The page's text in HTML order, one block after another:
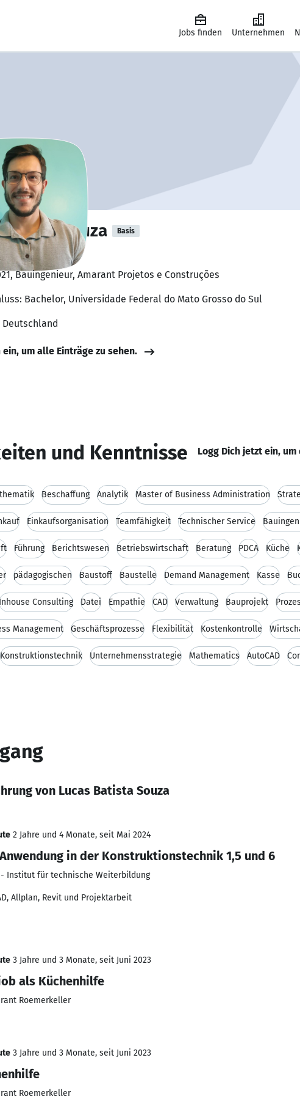
Jobs finden Unternehmen
Souza Basis
zurzeit weiter. 🎓
Bauingenieur, Amarant Projetos e Construções
Bachelor, Universidade Federal do Mato Grosso do Sul
Deutschland
ein, um alle Einträge zu sehen.
und Kenntnisse Logg Dich jetzt ein,
Beschaffung Analytik Master of Business Administration
Einkaufsorganisation Teamfähigkeit Technischer Service
Führung Berichtswesen Betriebswirtschaft Beratung PDCA Küche
pädagogischen Baustoff Baustelle Demand Management Kasse
Consulting Datei Empathie CAD Verwaltung Bauprojekt
Management Geschäftsprozesse Flexibilität Kostenkontrolle
Konstruktionstechnik Unternehmensstrategie Mathematics AutoCAD
von Lucas Batista Souza
2 Jahre und 4 Monate, seit Mai 2024
Anwendung in der Konstruktionstechnik 1,5 und 6
- Institut für technische Weiterbildung
Allplan, Revit und Projektarbeit
3 Jahre und 3 Monate, seit Juni 2023
als Küchenhilfe
Roemerkeller
3 Jahre und 3 Monate, seit Juni 2023
Roemerkeller